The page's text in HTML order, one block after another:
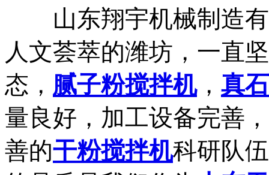
山东翔宇机械制造有
人文荟萃的潍坊，一直
态， 腻子粉搅拌机， 真
量良好，加工设备完善
善的干粉搅拌机科研队